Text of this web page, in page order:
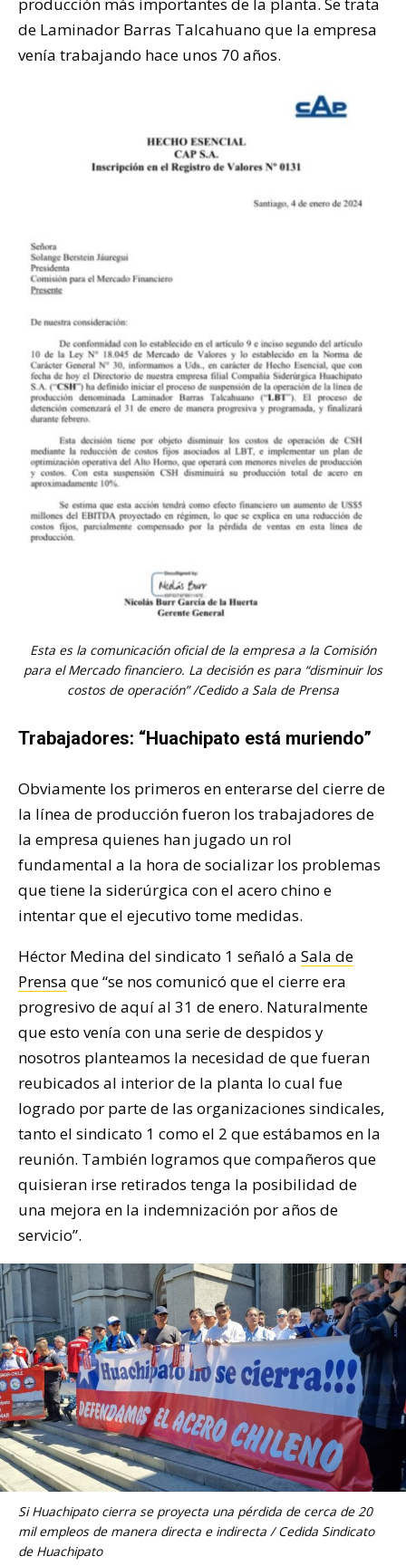
de Laminador Barras Talcahuano que la empresa
venía trabajando hace unos 70 años.
Esta es la comunicación oficial de la empresa a la Comisión
para el Mercado financiero. La decisión es para “disminuir los
costos de operación” /Cedido a Sala de Prensa
Trabajadores: “Huachipato está muriendo”
Obviamente los primeros en enterarse del cierre de
la línea de producción fueron los trabajadores de
la empresa quienes han jugado un rol
fundamental a la hora de socializar los problemas
que tiene la siderúrgica con el acero chino e
intentar que el ejecutivo tome medidas.
Héctor Medina del sindicato 1 señaló a Sala de
Prensa que “se nos comunicó que el cierre era
progresivo de aquí al 31 de enero. Naturalmente
que esto venía con una serie de despidos y
nosotros planteamos la necesidad de que fueran
reubicados al interior de la planta lo cual fue
logrado por parte de las organizaciones sindicales,
tanto el sindicato 1 como el 2 que estábamos en la
reunión. También logramos que compañeros que
quisieran irse retirados tenga la posibilidad de
una mejora en la indemnización por años de
servicio”.
Si Huachipato cierra se proyecta una pérdida de cerca de 20
mil empleos de manera directa e indirecta / Cedida Sindicato
de Huachipato